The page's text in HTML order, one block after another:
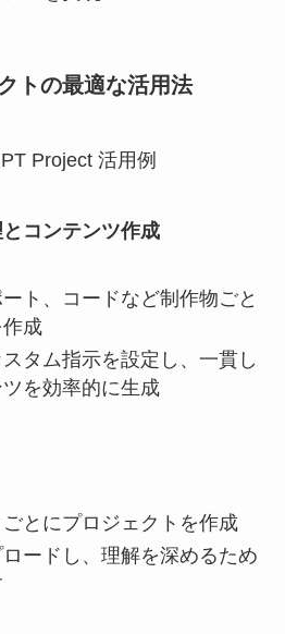
トの最適な活用法
コンテンツ作成
ト、コードなど制作物ごと
成
タム指示を設定し、一貫し
を効率的に生成
とにプロジェクトを作成
ードし、理解を深めるため